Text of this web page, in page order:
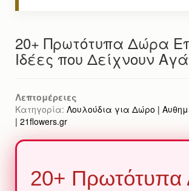
20+ Πρωτότυπα Δώρα
Ιδέες που Δείχνουν
Λεπτομέρειες
Κατηγορία: Λουλούδια για Δώρο |
| 21flowers.gr
20+